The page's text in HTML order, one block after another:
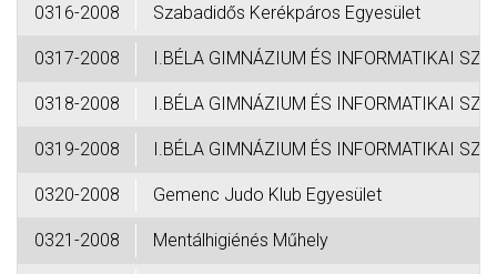
0316-2008 Szabadidős Kerékpáros Egyesület
0317-2008 I.BÉLA GIMNÁZIUM ÉS INFORMATIKAI
0318-2008 I.BÉLA GIMNÁZIUM ÉS INFORMATIKAI
0319-2008 I.BÉLA GIMNÁZIUM ÉS INFORMATIKAI
0320-2008 Gemenc Judo Klub Egyesület
0321-2008 Mentálhigiénés Műhely